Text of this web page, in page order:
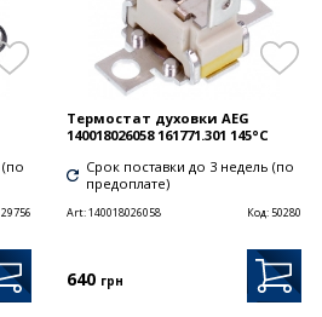
29756
Термостат духовки AEG
140018026058 161771.301 145°C
Срок поставки до 3 недель (по
предоплате)
Art:140018026058 Код:50280
640 грн